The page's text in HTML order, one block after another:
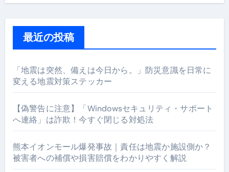
最近の投稿
「地震は突然、備えは今日から。」防災意識を日常に
変える地震対策ステッカー
【偽警告に注意】「Windowsセキュリティ・サポート
へ連絡」は詐欺！今すぐ閉じる対処法
熊本イオンモール爆発事故｜責任は地震か施設側か？
被害者への補償や損害賠償をわかりやすく解説